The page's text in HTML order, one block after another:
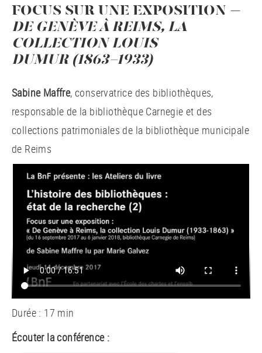
FOCUS SUR UNE EXPOSITION –
DE GENÈVE À REIMS, LA
COLLECTION LOUIS
DUMUR (1863-1933)
Sabine Maffre, conservatrice des bibliothèques,
responsable de la bibliothèque Carnegie et des
collections patrimoniales de la bibliothèque municipale
de Reims
Durée : 17 min
Écouter la conférence :